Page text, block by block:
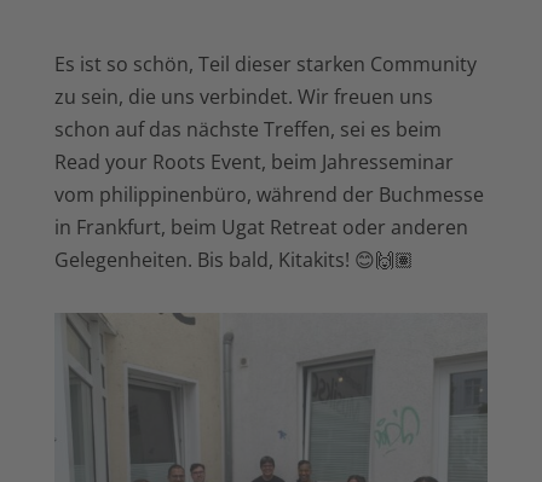
Es ist so schön, Teil dieser starken Community
zu sein, die uns verbindet. Wir freuen uns
schon auf das nächste Treffen, sei es beim
Read your Roots Event, beim Jahresseminar
vom philippinenbüro, während der Buchmesse
in Frankfurt, beim Ugat Retreat oder anderen
Gelegenheiten. Bis bald, Kitakits! 😊🙌🏽